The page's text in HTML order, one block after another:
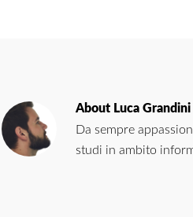
About Luca Grandini
Da sempre
studi in ambito